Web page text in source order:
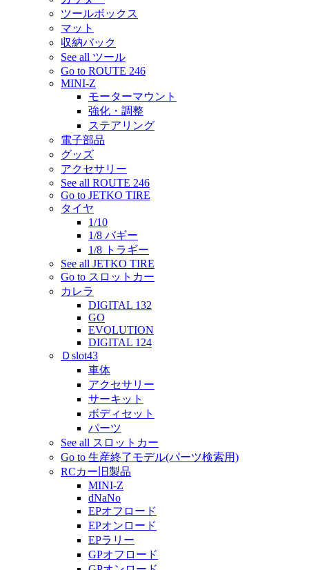
ツールボックス
マット
収納バック
See all ツール
Go to ROUTE 246
MINI-Z
モーターマウント
強化・調整
ステアリング
電子部品
グッズ
アクセサリー
See all ROUTE 246
Go to JETKO TIRE
タイヤ
1/10
1/8 バギー
1/8 トラギー
See all JETKO TIRE
Go to スロットカー
カレラ
DIGITAL 132
GO
EVOLUTION
DIGITAL 124
Ｄslot43
車体
アクセサリー
サーキット
ボディセット
パーツ
See all スロットカー
Go to 生産終了モデル(パーツ検索用)
RCカー旧製品
MINI-Z
dNaNo
EPオフロード
EPオンロード
EPラリー
GPオフロード